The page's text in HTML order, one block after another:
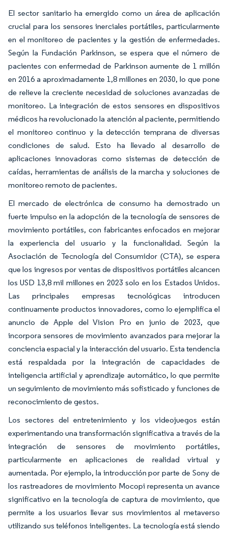
El sector sanitario ha emergido como un área de aplicación
crucial para los sensores inerciales portátiles, particularmente
en el monitoreo de pacientes y la gestión de enfermedades.
Según la Fundación Parkinson, se espera que el número de
pacientes con enfermedad de Parkinson aumente de 1 millón
en 2016 a aproximadamente 1,8 millones en 2030, lo que pone
de relieve la creciente necesidad de soluciones avanzadas de
monitoreo. La integración de estos sensores en dispositivos
médicos ha revolucionado la atención al paciente, permitiendo
el monitoreo continuo y la detección temprana de diversas
condiciones de salud. Esto ha llevado al desarrollo de
aplicaciones innovadoras como sistemas de detección de
caídas, herramientas de análisis de la marcha y soluciones de
monitoreo remoto de pacientes.
El mercado de electrónica de consumo ha demostrado un
fuerte impulso en la adopción de la tecnología de sensores de
movimiento portátiles, con fabricantes enfocados en mejorar
la experiencia del usuario y la funcionalidad. Según la
Asociación de Tecnología del Consumidor (CTA), se espera
que los ingresos por ventas de dispositivos portátiles alcancen
los USD 13,8 mil millones en 2023 solo en los Estados Unidos.
Las principales empresas tecnológicas introducen
continuamente productos innovadores, como lo ejemplifica el
anuncio de Apple del Vision Pro en junio de 2023, que
incorpora sensores de movimiento avanzados para mejorar la
conciencia espacial y la interacción del usuario. Esta tendencia
está respaldada por la integración de capacidades de
inteligencia artificial y aprendizaje automático, lo que permite
un seguimiento de movimiento más sofisticado y funciones de
reconocimiento de gestos.
Los sectores del entretenimiento y los videojuegos están
experimentando una transformación significativa a través de la
integración de sensores de movimiento portátiles,
particularmente en aplicaciones de realidad virtual y
aumentada. Por ejemplo, la introducción por parte de Sony de
los rastreadores de movimiento Mocopi representa un avance
significativo en la tecnología de captura de movimiento, que
permite a los usuarios llevar sus movimientos al metaverso
utilizando sus teléfonos inteligentes. La tecnología está siendo